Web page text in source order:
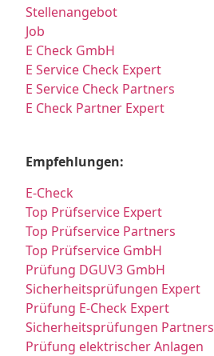
Stellenangebot
Job
E Check GmbH
E Service Check Expert
E Service Check Partners
E Check Partner Expert
Empfehlungen:
E-Check
Top Prüfservice Expert
Top Prüfservice Partners
Top Prüfservice GmbH
Prüfung DGUV3 GmbH
Sicherheitsprüfungen Expert
Prüfung E-Check Expert
Sicherheitsprüfungen Partners
Prüfung elektrischer Anlagen